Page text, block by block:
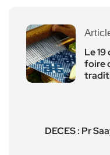
Le
foire
DECES : Pr